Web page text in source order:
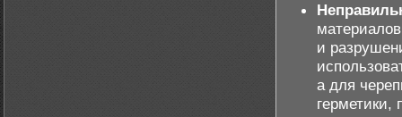
и
а для
герметики,